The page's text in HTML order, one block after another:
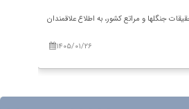
جنگلها و مراتع کشور، به اطلاع علاقمندان
۱۴۰۵/۰۱/۲۶